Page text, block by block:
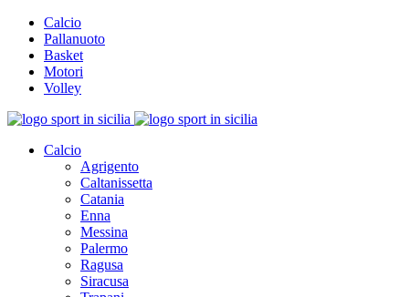
Calcio
Pallanuoto
Basket
Motori
Volley
Calcio
Agrigento
Caltanissetta
Catania
Enna
Messina
Palermo
Ragusa
Siracusa